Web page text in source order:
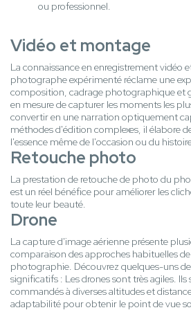
ou professionnel.
Vidéo et montage
La connaissance en enregistrement vidéo
photographe expérimenté réclame une
composition, cadrage photographique et
en mesure de capturer les moments les
convertir en une narration optiquement
méthodes d'édition complexes, il élabore
l'essence même de l'occasion ou du
Retouche photo
La prestation de retouche de photo du
est un réel bénéfice pour améliorer les
toute leur beauté.
Drone
La capture d'image aérienne présente
comparaison des approches habituelles
photographie. Découvrez quelques-uns
significatifs : Les drones sont très agiles.
commandés à diverses altitudes et
adaptabilité pour obtenir le point de vue